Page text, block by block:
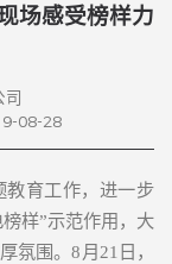
场感受榜样力
08-28
教育工作，进一步
样”示范作用，大
氛围。8月21日，